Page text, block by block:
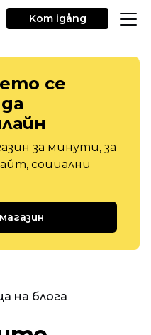
Kom igång
се
за минути, за
социални
на блога